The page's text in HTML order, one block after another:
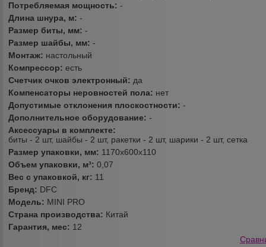
Потребляемая мощность:-
Длина шнура, м:-
Размер биты, мм:-
Размер шайбы, мм:-
Монтаж: настольный
Компрессор:есть
Счетчик очков электронный: да
Компенсаторы неровностей пола: нет
Допустимые отклонения плоскостности:-
Дополнительное оборудование:-
Аксессуары в комплекте:
биты - 2 шт, шайбы - 2 шт, ракетки - 2 шт, шарики - 2 шт, сетка
Размер упаковки, мм: 1170х600х110
Объем упаковки, м³:0,07
Вес с упаковкой, кг: 11
Бренд: DFC
Модель: MINI PRO
Страна производства: Китай
Гарантия, мес: 12